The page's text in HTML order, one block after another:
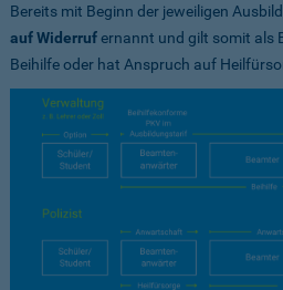
Bereits mit Beginn der jeweiligen
auf Widerrufernannt und gilt somit als
Beihilfe oder hat Anspruch auf